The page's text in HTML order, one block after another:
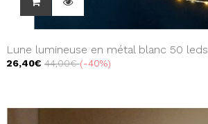
Lune lumineuse en métal blanc 50 leds
26,40€ 44,00€ -40%